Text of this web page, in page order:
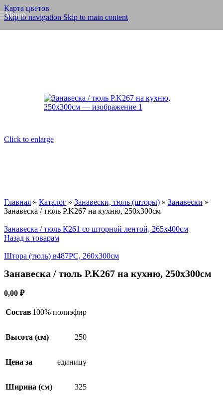
Карта цветов
Skip to navigation Skip to main content
Меню
Click to enlarge
Главная » Каталог » Занавески, тюль (шторы) » Занавески »
Занавеска / тюль P.K267 на кухню, 250х300см
Занавеска / тюль К261 со шторной лентой, 265х400см
Назад к товарам
Штора (тюль) в487РС, 260х300см
Занавеска / тюль P.K267 на кухню, 250х300см
0,00 ₽
Состав100% полиэфир
Высота (см) 250
Цена за единицу
Ширина (см) 325